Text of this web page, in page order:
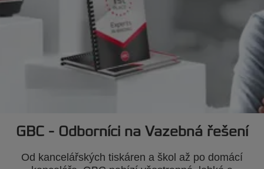
GBC - Odborníci na Vazebná řešení
Od kancelářských tiskáren a škol až po domácí